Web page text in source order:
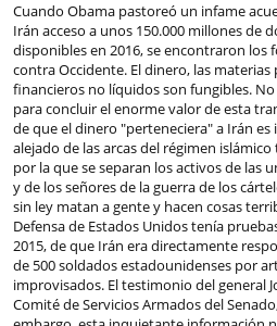
Cuando Obama pastoreó un infame
Irán acceso a unos 150.000 millones de
disponibles en 2016, se encontraron los
contra Occidente. El dinero, las materias
financieros no líquidos son fungibles.
para concluir el enorme valor de esta
de que el dinero "perteneciera" a Irán
alejado de las arcas del régimen
por la que se separan los activos de las
y de los señores de la guerra de los
sin ley matan a gente y hacen cosas
Defensa de Estados Unidos tenía
2015, de que Irán era directamente
de 500 soldados estadounidenses por
improvisados. El testimonio del general
Comité de Servicios Armados del